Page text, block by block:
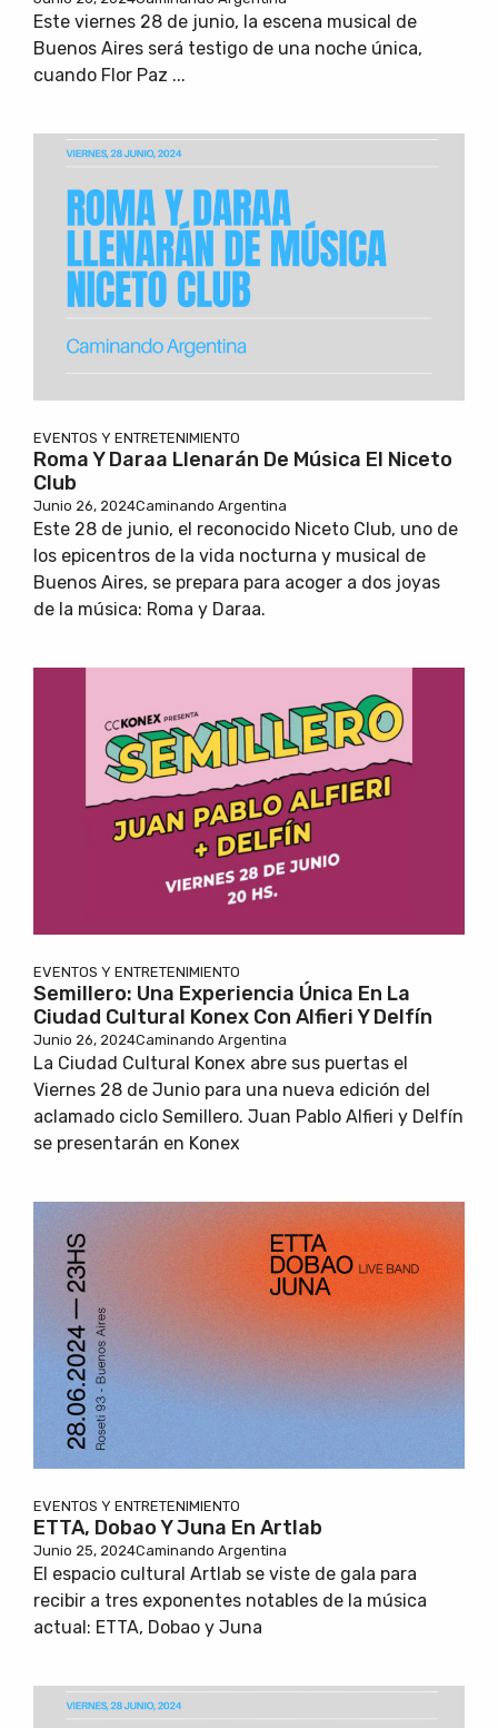
Este viernes 28 de junio, la escena musical de
Buenos Aires será testigo de una noche única,
cuando Flor Paz ...
EVENTOS Y ENTRETENIMIENTO
Roma Y Daraa Llenarán De Música El Niceto
Club
Junio 26, 2024Caminando Argentina
Este 28 de junio, el reconocido Niceto Club, uno de
los epicentros de la vida nocturna y musical de
Buenos Aires, se prepara para acoger a dos joyas
de la música: Roma y Daraa.
EVENTOS Y ENTRETENIMIENTO
Semillero: Una Experiencia Única En La
Ciudad Cultural Konex Con Alfieri Y Delfín
Junio 26, 2024Caminando Argentina
La Ciudad Cultural Konex abre sus puertas el
Viernes 28 de Junio para una nueva edición del
aclamado ciclo Semillero. Juan Pablo Alfieri y Delfín
se presentarán en Konex
EVENTOS Y ENTRETENIMIENTO
ETTA, Dobao Y Juna En Artlab
Junio 25, 2024Caminando Argentina
El espacio cultural Artlab se viste de gala para
recibir a tres exponentes notables de la música
actual: ETTA, Dobao y Juna